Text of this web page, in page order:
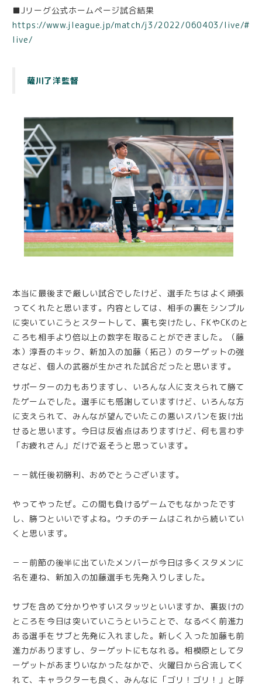
■Jリーグ公式ホームページ試合結果
https://www.jleague.jp/match/j3/2022/060403/live/#
live/
薩川了洋監督
本当に最後まで厳しい試合でしたけど、選手たちはよく頑張
ってくれたと思います。内容としては、相手の裏をシンプル
に突いていこうとスタートして、裏も突けたし、FKやCKのと
ころも相手より倍以上の数字を取ることができました。（藤
本）淳吾のキック、新加入の加藤（拓己）のターゲットの強
さなど、個人の武器が生かされた試合だったと思います。
サポーターの力もありますし、いろんな人に支えられて勝て
たゲームでした。選手にも感謝していますけど、いろんな方
に支えられて、みんなが望んでいたこの悪いスパンを抜け出
せると思います。今日は反省点はありますけど、何も言わず
「お疲れさん」だけで返そうと思っています。
－－就任後初勝利、おめでとうございます。
やってやったぜ。この間も負けるゲームでもなかったです
し、勝つといいですよね。ウチのチームはこれから続いてい
くと思います。
－－前節の後半に出ていたメンバーが今日は多くスタメンに
名を連ね、新加入の加藤選手も先発入りしました。
サブを含めて分かりやすいスタッツといいますか、裏抜けの
ところを今日は突いていこうということで、なるべく前進力
ある選手をサブと先発に入れました。新しく入った加藤も前
進力がありますし、ターゲットにもなれる。相模原としてタ
ーゲットがあまりいなかったなかで、火曜日から合流してく
れて、キャラクターも良く、みんなに「ゴリ！ゴリ！」と呼